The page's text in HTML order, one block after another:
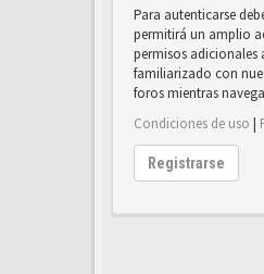
Para autenticarse
permitirá un amplio
permisos adicionales
familiarizado con
foros mientras
Condiciones de uso |
Registrarse